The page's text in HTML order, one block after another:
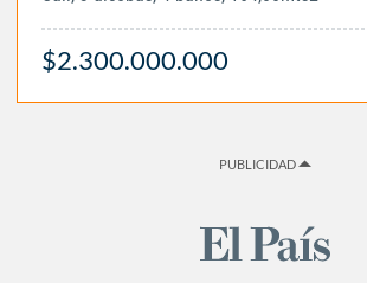
$2.300.000.000
PUBLICIDAD